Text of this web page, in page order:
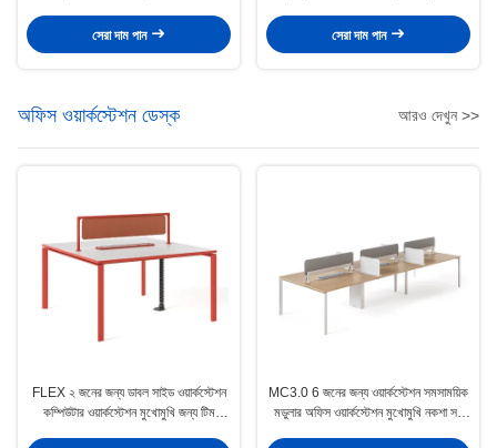
সেরা দাম পান
সেরা দাম পান
অফিস ওয়ার্কস্টেশন ডেস্ক আরও দেখুন >>
FLEX ২ জনের জন্য ডাবল সাইড ওয়ার্কস্টেশন
কম্পিউটার ওয়ার্কস্টেশন মুখোমুখি জন্য টিম
MC3.0 6 জনের জন্য ওয়ার্কস্টেশন সমসাময়িক
মডুলার অফিস ওয়ার্কস্টেশন মুখোমুখি নকশা সহ